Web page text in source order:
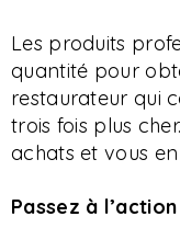
Les produits
quantité pour
restaurateur qui
trois fois plus
achats et vous
Passez à